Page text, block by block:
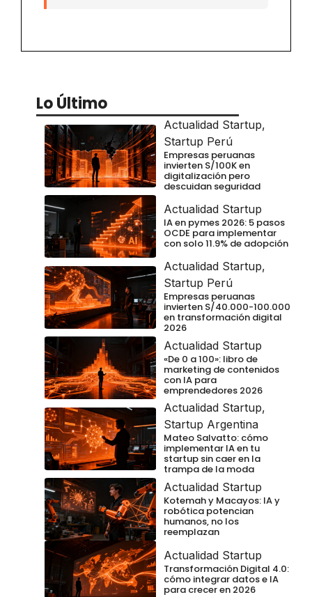
Lo Último
Actualidad Startup,
Startup Perú
Empresas peruanas
invierten S/100K en
digitalización pero
descuidan seguridad
Actualidad Startup
IA en pymes 2026: 5 pasos
OCDE para implementar
con solo 11.9% de adopción
Actualidad Startup,
Startup Perú
Empresas peruanas
invierten S/40.000-100.000
en transformación digital
2026
Actualidad Startup
«De 0 a 100»: libro de
marketing de contenidos
con IA para
emprendedores 2026
Actualidad Startup,
Startup Argentina
Mateo Salvatto: cómo
implementar IA en tu
startup sin caer en la
trampa de la moda
Actualidad Startup
Kotemah y Macayos: IA y
robótica potencian
humanos, no los
reemplazan
Actualidad Startup
Transformación Digital 4.0:
cómo integrar datos e IA
para crecer en 2026